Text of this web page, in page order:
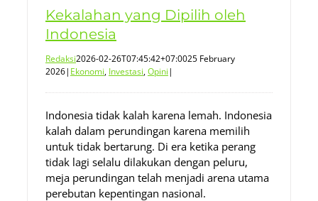
Kekalahan yang Dipilih oleh
Indonesia
Redaksi2026-02-26T07:45:42+07:0025 February
2026| Ekonomi, Investasi,Opini|
Indonesia tidak kalah karena lemah. Indonesia
kalah dalam perundingan karena memilih
untuk tidak bertarung. Di era ketika perang
tidak lagi selalu dilakukan dengan peluru,
meja perundingan telah menjadi arena utama
perebutan kepentingan nasional.